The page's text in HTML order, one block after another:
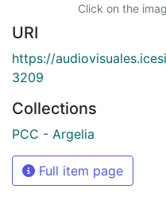
Click on the
URI
https://
3209
Collections
PCC - Argelia
Full item page